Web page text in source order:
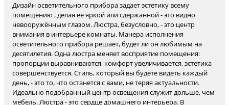
Дизайн осветительного прибора задает эстетику всему
помещению , делая ее яркой или сдержанной - это видно
невооружённым глазом. Люстра, безусловно, - это центр
внимания в интерьере комнаты. Манера исполнения
осветительного прибора решает, будет ли он любимым на
десятилетия. Одна люстра меняет восприятие помещения:
пропорции выравниваются, комфорт увеличивается, эстетика
совершенствуется. Стиль, который вы будете видеть каждый
день, - это то, что останется с вами, не теряя актуальности.
Идеально подобранный центр освещения служит дольше, чем
мебель. Люстра - это сердце домашнего интерьера. В